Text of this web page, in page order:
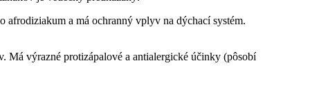
afrodiziakum a má ochranný vplyv na dýchací systém.
výrazné protizápalové a antialergické účinky (pôsobí